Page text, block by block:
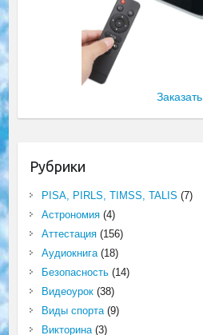
Заказать
Рубрики
PISA, PIRLS, TIMSS, TALIS (7)
Астрономия(4)
Аттестация(156)
Аудиокнига(18)
Безопасность(14)
Видеоурок(38)
Виды спорта(9)
Викторина(3)